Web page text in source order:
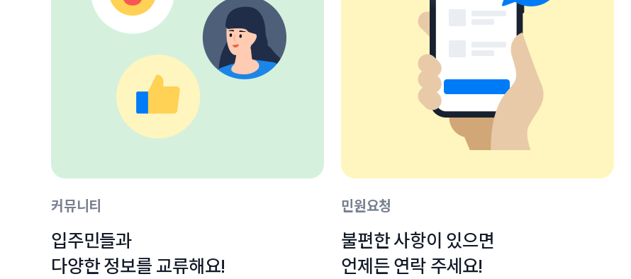
커뮤니티
입주민들과
다양한 정보를 교류해요!
민원요청
불편한 사항이 있으면
언제든 연락 주세요!